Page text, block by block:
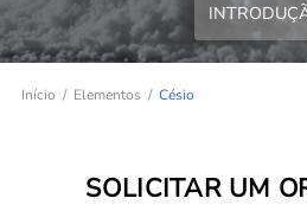
Início Elementos Césio
SOLICITAR UM